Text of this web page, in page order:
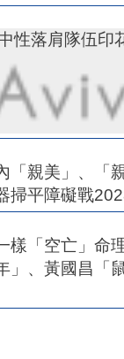
性落肩隊伍印
「親美」、「
平障礙戰
樣「空亡」命
」、黃國昌「